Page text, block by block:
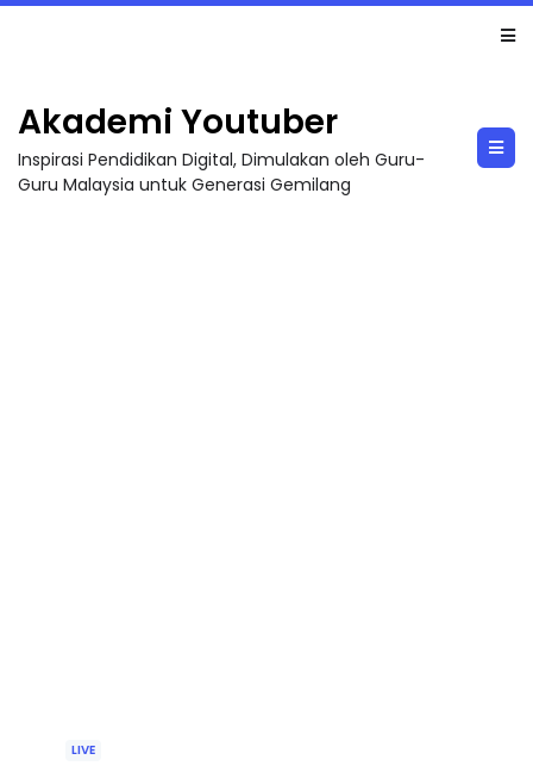
Akademi Youtuber
Inspirasi Pendidikan Digital, Dimulakan oleh Guru-
Guru Malaysia untuk Generasi Gemilang
LIVE